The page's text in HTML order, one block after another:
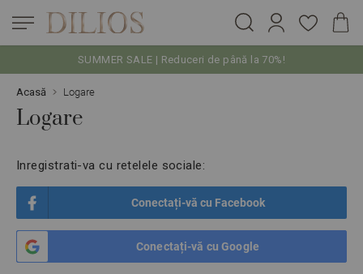
SUMMER SALE | Reduceri de până la 70%!
Acasă Logare
Logare
Inregistrati-va cu retelele sociale:
Conectați-vă cu Facebook
Conectați-vă cu Google